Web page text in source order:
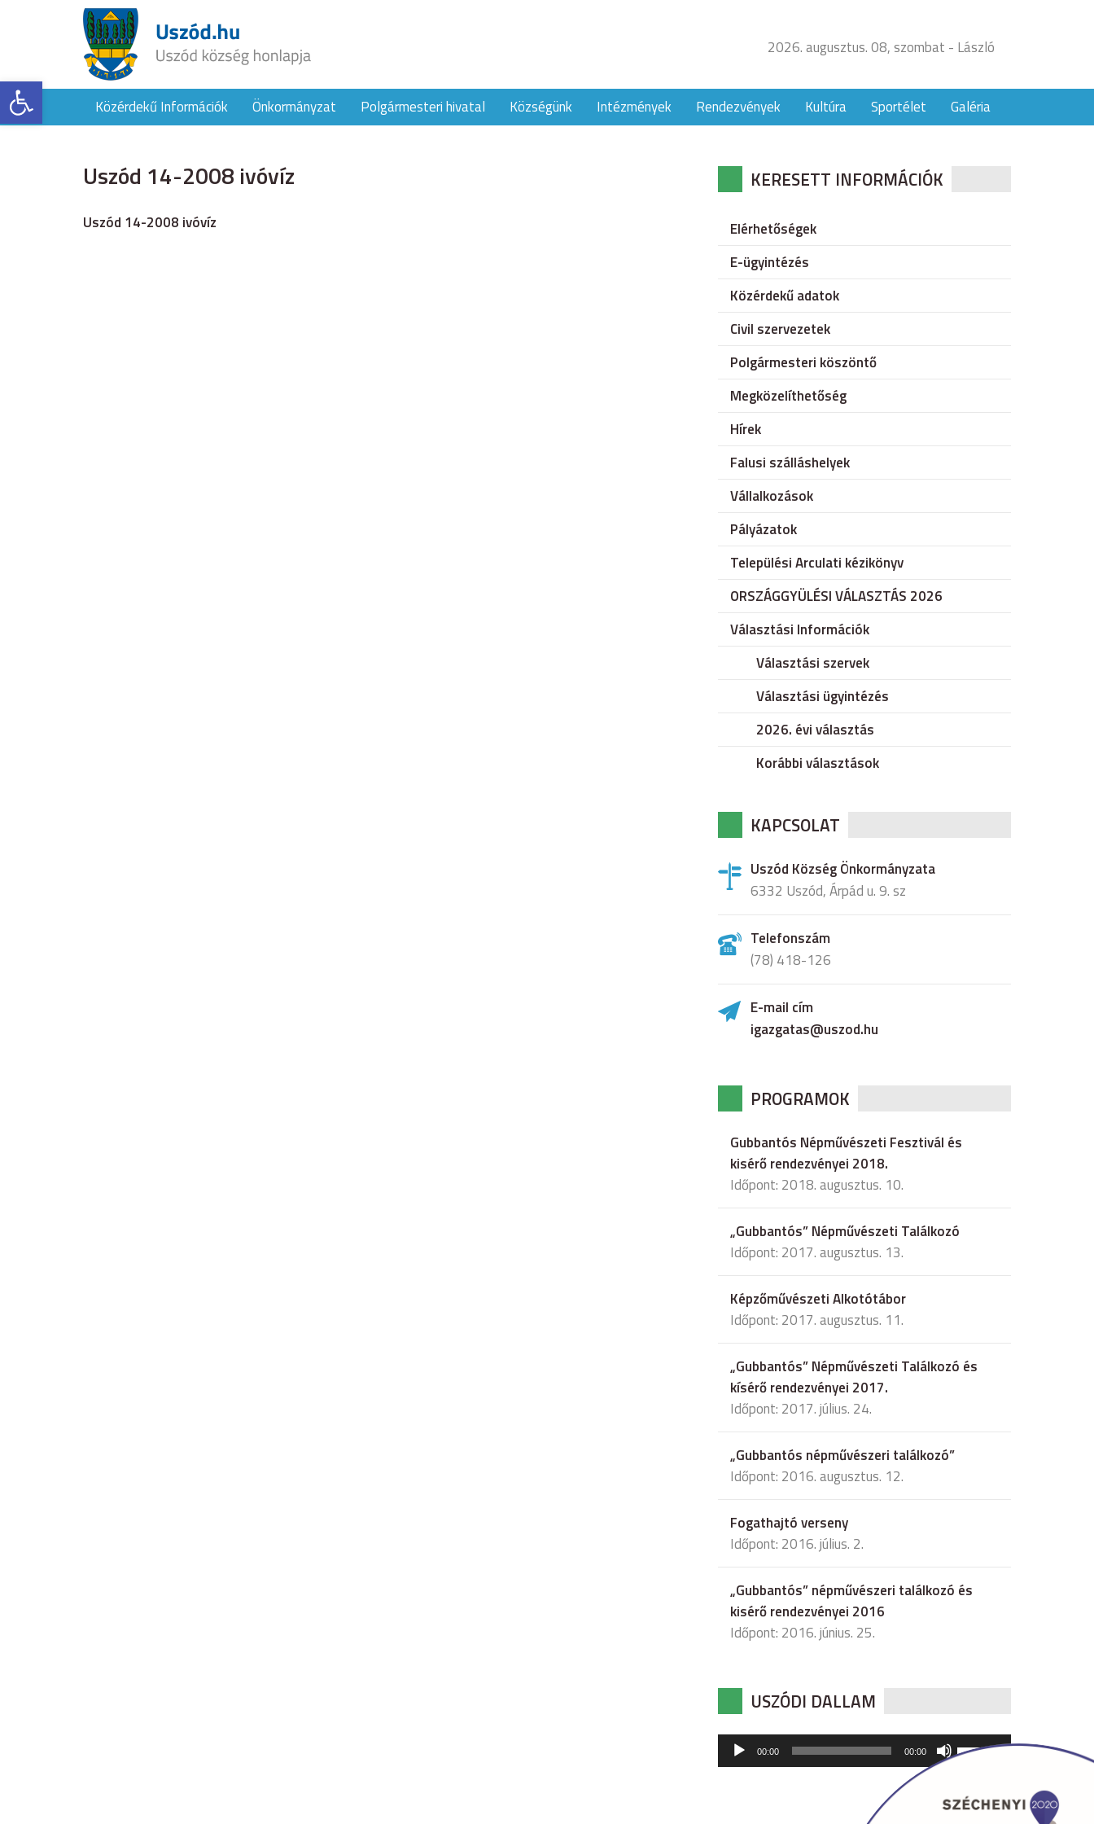
Eszköztár megnyitása
2026. augusztus. 08, szombat - László
Közérdekű Információk Önkormányzat Polgármesteri hivatal Községünk Intézmények Rendezvények Kultúra Sportélet Galéria
Uszód 14-2008 ivóvíz
Uszód 14-2008 ivóvíz
KERESETT INFORMÁCIÓK
Elérhetőségek
E-ügyintézés
Közérdekű adatok
Civil szervezetek
Polgármesteri köszöntő
Megközelíthetőség
Hírek
Falusi szálláshelyek
Vállalkozások
Pályázatok
Települési Arculati kézikönyv
ORSZÁGGYÜLÉSI VÁLASZTÁS 2026
Választási Információk
Választási szervek
Választási ügyintézés
2026. évi választás
Korábbi választások
KAPCSOLAT
Uszód Község Önkormányzata
6332 Uszód, Árpád u. 9. sz
Telefonszám
(78) 418-126
E-mail cím
igazgatas@uszod.hu
PROGRAMOK
Gubbantós Népművészeti Fesztivál és
kisérő rendezvényei 2018.
Időpont: 2018. augusztus. 10.
„Gubbantós” Népművészeti Találkozó
Időpont: 2017. augusztus. 13.
Képzőművészeti Alkotótábor
Időpont: 2017. augusztus. 11.
„Gubbantós” Népművészeti Találkozó és
kísérő rendezvényei 2017.
Időpont: 2017. július. 24.
„Gubbantós népművészeri találkozó”
Időpont: 2016. augusztus. 12.
Fogathajtó verseny
Időpont: 2016. július. 2.
„Gubbantós” népművészeri találkozó és
kisérő rendezvényei 2016
Időpont: 2016. június. 25.
USZÓDI DALLAM
Audió
lejátszó
00:00 00:00
hangerő
csökkentéséhez